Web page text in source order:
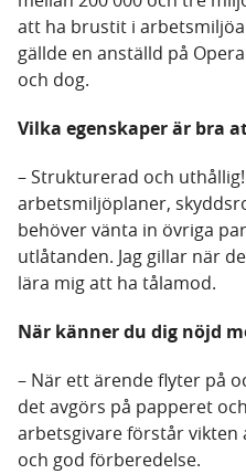
att ha brustit i
gällde en anställd på
och dog.
Vilka egenskaper är bra
– Strukturerad och
arbetsmiljöplaner,
behöver vänta in övriga
utlåtanden. Jag gillar när
lära mig att ha tålamod.
När känner du dig nöjd
– När ett ärende flyter på
det avgörs på papperet
arbetsgivare förstår vikten
och god förberedelse.